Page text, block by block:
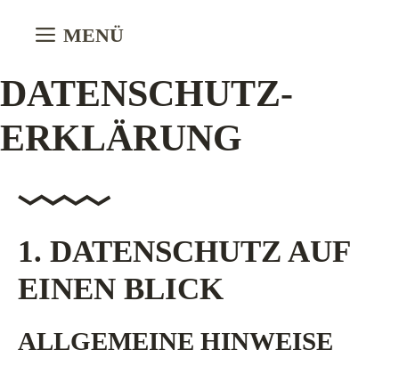
Inhalt
MENÜ
DATENSCHUTZ­
ERKLÄRUNG
1. DATENSCHUTZ AUF
EINEN BLICK
ALLGEMEINE HINWEISE